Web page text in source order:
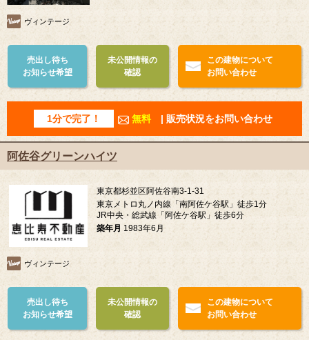
ヴィンテージ
売出し待ち
お知らせ希望
未公開情報の
確認
この建物について
お問い合わせ
1分で完了！ 無料 | 販売状況をお問い合わせ
阿佐谷グリーンハイツ
東京都杉並区阿佐谷南3-1-31
東京メトロ丸ノ内線「南阿佐ケ谷駅」徒歩1分
JR中央・総武線「阿佐ケ谷駅」徒歩6分
築年月 1983年6月
ヴィンテージ
売出し待ち
お知らせ希望
未公開情報の
確認
この建物について
お問い合わせ